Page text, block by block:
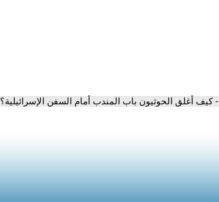
- كيف أغلق الحوثيون باب المندب أمام السفن الإسرائيلية؟